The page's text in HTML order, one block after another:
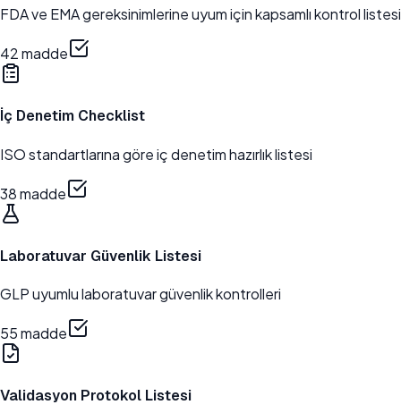
FDA ve EMA gereksinimlerine uyum için kapsamlı kontrol listesi
42madde
İç Denetim Checklist
ISO standartlarına göre iç denetim hazırlık listesi
38madde
Laboratuvar Güvenlik Listesi
GLP uyumlu laboratuvar güvenlik kontrolleri
55madde
Validasyon Protokol Listesi